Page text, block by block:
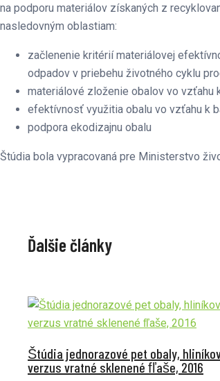
na podporu materiálov získaných z
nasledovným oblastiam:
začlenenie kritérií materiálovej
odpadov v priebehu životného cyklu
materiálové zloženie obalov vo vzťahu
efektívnosť využitia obalu vo vzťahu k
podpora ekodizajnu obalu
Štúdia bola vypracovaná pre Ministerstvo
Ďalšie články
Štúdia jednorazové pet obaly,
verzus vratné sklenené fľaše, 2016